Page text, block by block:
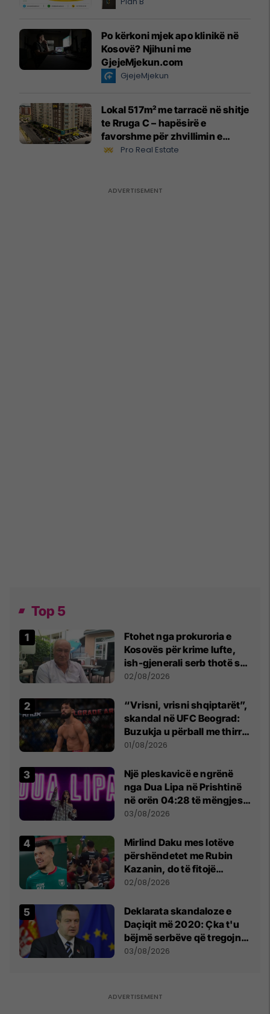
Po kërkoni mjek apo klinikë në
Kosovë? Njihuni me
GjejeMjekun.com
GjejeMjekun
Lokal 517m² me tarracë në shitje
te Rruga C – hapësirë e
favorshme për zhvillimin e
biznesit #15796
Pro Real Estate
Top 5
Ftohet nga prokuroria e
Kosovës për krime lufte,
ish-gjenerali serb thotë se
dikush e tradhtoi në
02/08/2026
“Vrisni, vrisni shqiptarët”,
skandal në UFC Beograd:
Buzukja u përball me thirrje
anti-shqiptare nga
01/08/2026
Një pleskavicë e ngrënë
nga Dua Lipa në Prishtinë
në orën 04:28 të mëngjesit
- dhe bota digjitale serbe
03/08/2026
Mirlind Daku mes lotëve
përshëndetet me Rubin
Kazanin, do të fitojë
miliona te Spartak Moska
02/08/2026
​Deklarata skandaloze e
Daçiqit më 2020: Çka t'u
bëjmë serbëve që tregojnë
ku janë varrosur shqiptarët
03/08/2026